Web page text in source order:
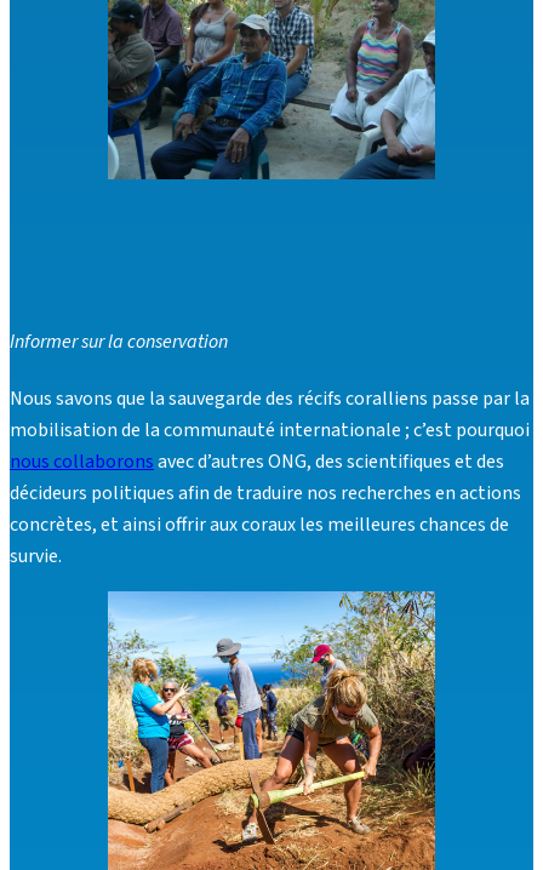
Informer sur la conservation
Nous savons que la sauvegarde des récifs coralliens passe par la
mobilisation de la communauté internationale ; c’est pourquoi
nous collaboronsavec d’autres ONG, des scientifiques et des
décideurs politiques afin de traduire nos recherches en actions
concrètes, et ainsi offrir aux coraux les meilleures chances de
survie.